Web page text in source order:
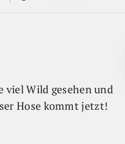
viel Wild gesehen und
Hose kommt jetzt!